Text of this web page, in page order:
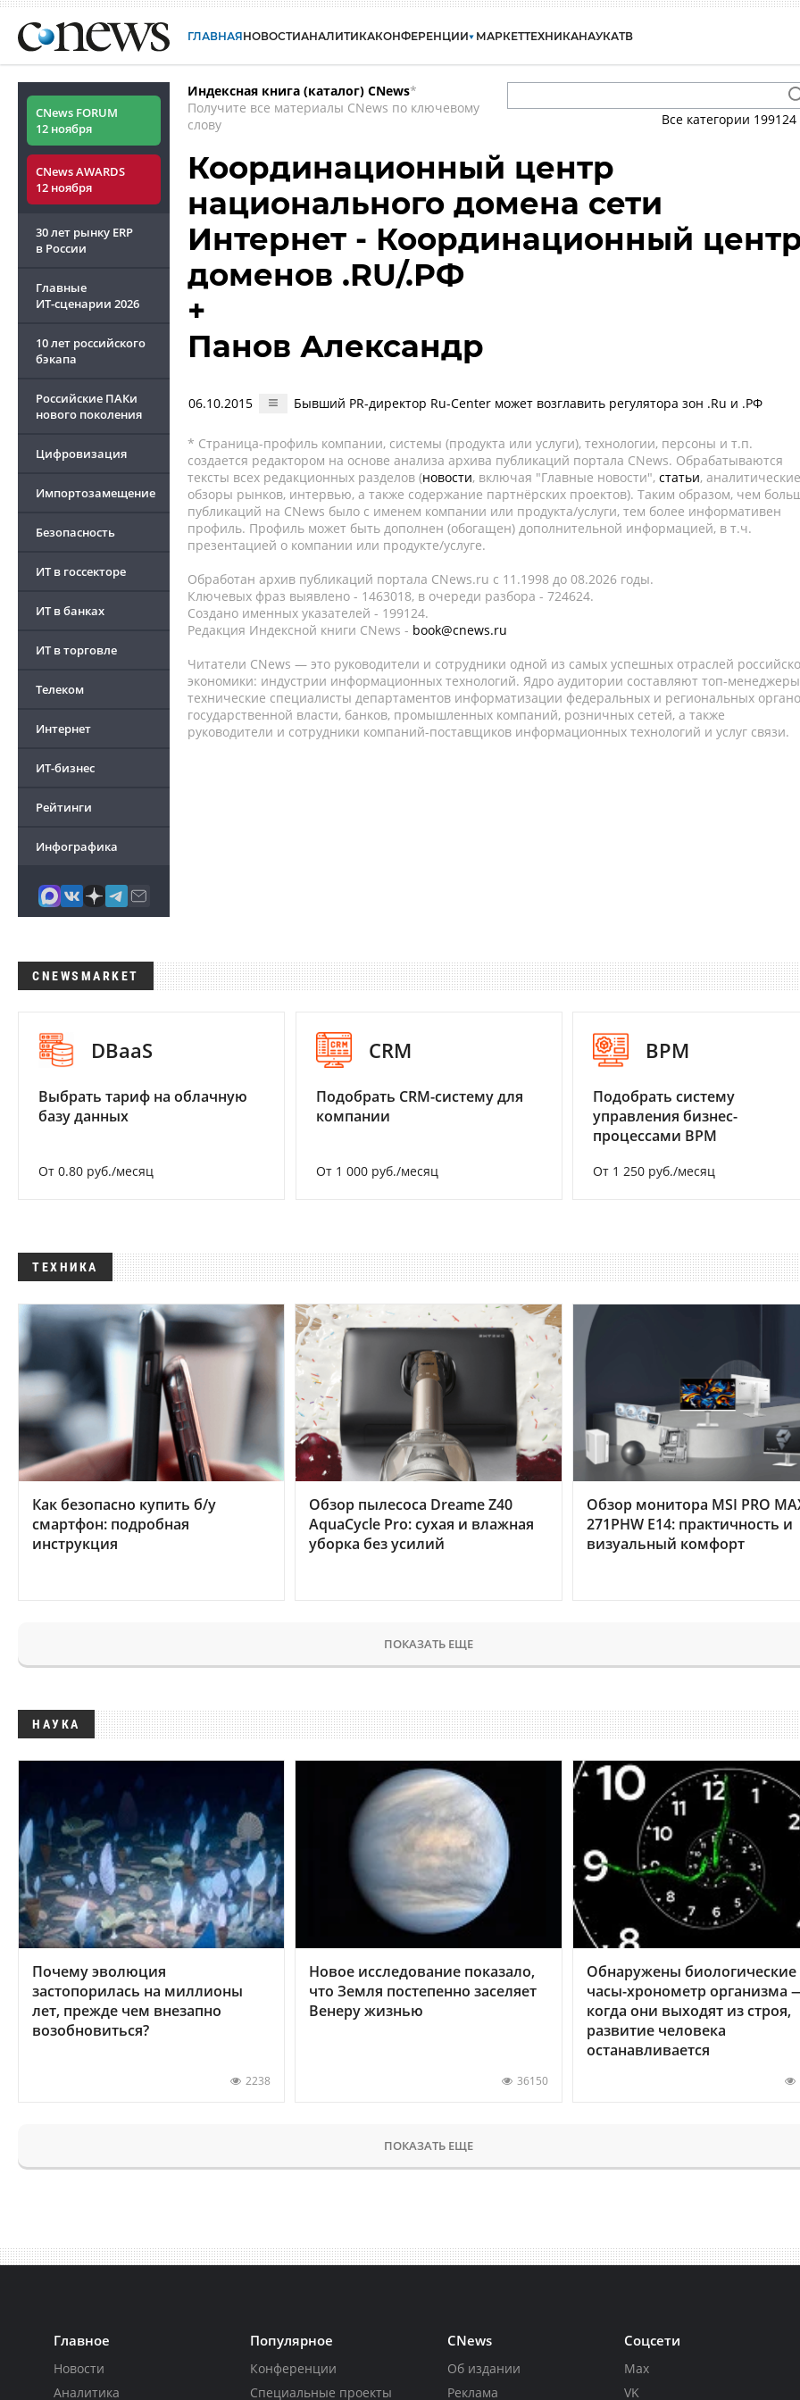
ГЛАВНАЯНОВОСТИАНАЛИТИКАКОНФЕРЕНЦИИ МАРКЕТТЕХНИКАНАУКАТВ
CNews FORUM
12 ноября
CNews AWARDS
12 ноября
30 лет рынку ERP
в России
Главные
ИТ-сценарии 2026
10 лет российского
бэкапа
Российские ПАКи
нового поколения
Цифровизация
Импортозамещение
Безопасность
ИТ в госсекторе
ИТ в банках
ИТ в торговле
Телеком
Интернет
ИТ-бизнес
Рейтинги
Инфографика
Индексная книга (каталог) CNews*
Получите все материалы CNews по ключевому
слову
Все категории 199124
Координационный центр
национального домена сети
Интернет - Координационный
доменов .RU/.РФ
+
Панов Александр
06.10.2015 Бывший PR-директор Ru-Center может возглавить регулятора зон .Ru и .РФ
* Страница-профиль компании, системы (продукта или услуги), технологии, персоны и т.п.
создается редактором на основе анализа архива публикаций портала CNews. Обрабатываются
тексты всех редакционных разделов (новости, включая "Главные новости", статьи, аналитические
обзоры рынков, интервью, а также содержание партнёрских проектов). Таким образом, чем
публикаций на CNews было с именем компании или продукта/услуги, тем более информативен
профиль. Профиль может быть дополнен (обогащен) дополнительной информацией, в т.ч.
презентацией о компании или продукте/услуге.
Обработан архив публикаций портала CNews.ru c 11.1998 до 08.2026 годы.
Ключевых фраз выявлено - 1463018, в очереди разбора - 724624.
Создано именных указателей - 199124.
Редакция Индексной книги CNews - book@cnews.ru
Читатели CNews — это руководители и сотрудники одной из самых успешных отраслей
экономики: индустрии информационных технологий. Ядро аудитории составляют топ-
технические специалисты департаментов информатизации федеральных и региональных
государственной власти, банков, промышленных компаний, розничных сетей, а также
руководители и сотрудники компаний-поставщиков информационных технологий и услуг связи.
CNEWSMARKET
DBaaS
Выбрать тариф на облачную
базу данных
От 0.80 руб./месяц
CRM
Подобрать CRM-систему для
компании
От 1 000 руб./месяц
BPM
Подобрать систему
управления бизнес-
процессами BPM
От 1 250 руб./месяц
ТЕХНИКА
Как безопасно купить б/у
смартфон: подробная
инструкция
Обзор пылесоса Dreame Z40
AquaCycle Pro: сухая и влажная
уборка без усилий
Обзор монитора MSI PRO
271PHW E14: практичность и
визуальный комфорт
ПОКАЗАТЬ ЕЩЕ
НАУКА
Почему эволюция
застопорилась на миллионы
лет, прежде чем внезапно
возобновиться?
2238
Новое исследование показало,
что Земля постепенно заселяет
Венеру жизнью
36150
Обнаружены биологические
часы-хронометр организма
когда они выходят из строя,
развитие человека
останавливается
ПОКАЗАТЬ ЕЩЕ
Главное
Новости
Аналитика
Популярное
Конференции
Специальные проекты
CNews
Об издании
Реклама
Соцсети
Max
VK